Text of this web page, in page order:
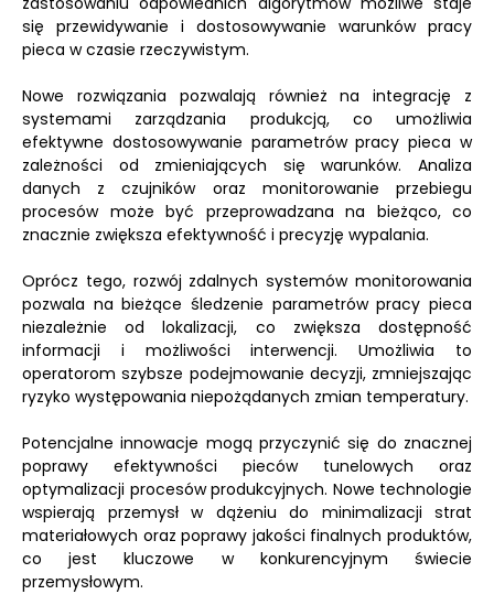
się przewidywanie i dostosowywanie warunków pracy
pieca w czasie rzeczywistym.
Nowe rozwiązania pozwalają również na integrację z
systemami zarządzania produkcją, co umożliwia
efektywne dostosowywanie parametrów pracy pieca w
zależności od zmieniających się warunków. Analiza
danych z czujników oraz monitorowanie przebiegu
procesów może być przeprowadzana na bieżąco, co
znacznie zwiększa efektywność i precyzję wypalania.
Oprócz tego, rozwój zdalnych systemów monitorowania
pozwala na bieżące śledzenie parametrów pracy pieca
niezależnie od lokalizacji, co zwiększa dostępność
informacji i możliwości interwencji. Umożliwia to
operatorom szybsze podejmowanie decyzji, zmniejszając
ryzyko występowania niepożądanych zmian temperatury.
Potencjalne innowacje mogą przyczynić się do znacznej
poprawy efektywności pieców tunelowych oraz
optymalizacji procesów produkcyjnych. Nowe technologie
wspierają przemysł w dążeniu do minimalizacji strat
materiałowych oraz poprawy jakości finalnych produktów,
co jest kluczowe w konkurencyjnym świecie
przemysłowym.